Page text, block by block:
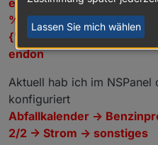
Es gibt erneut
im oberen Skript-
Daher am Besten
Auch in derexport
Für die Einstellungen
WIKI entsprechend
https://github.com/
ui/wiki/ioBroker-
%topic%/tele/RESULT
endon
Aktuell hab ich im NSPanel
konfiguriert
Abfallkalender ->
2/2 -> Strom -> sonstiges
Lassen Sie mich wählen